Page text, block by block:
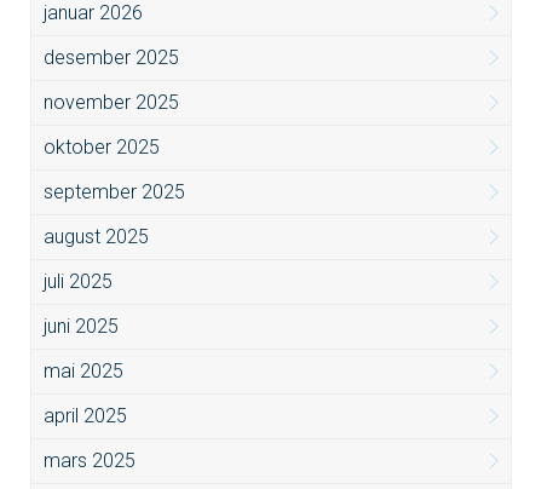
januar 2026
desember 2025
november 2025
oktober 2025
september 2025
august 2025
juli 2025
juni 2025
mai 2025
april 2025
mars 2025